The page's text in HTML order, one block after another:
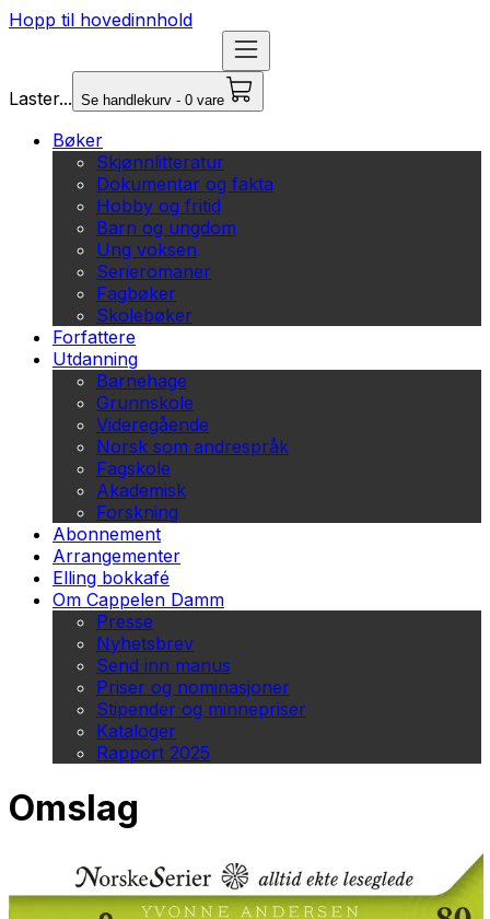
Hopp til hovedinnhold
Laster... Se handlekurv - 0 vare
Bøker
Skjønnlitteratur
Dokumentar og fakta
Hobby og fritid
Barn og ungdom
Ung voksen
Serieromaner
Fagbøker
Skolebøker
Forfattere
Utdanning
Barnehage
Grunnskole
Videregående
Norsk som andrespråk
Fagskole
Akademisk
Forskning
Abonnement
Arrangementer
Elling bokkafé
Om Cappelen Damm
Presse
Nyhetsbrev
Send inn manus
Priser og nominasjoner
Stipender og minnepriser
Kataloger
Rapport 2025
Omslag